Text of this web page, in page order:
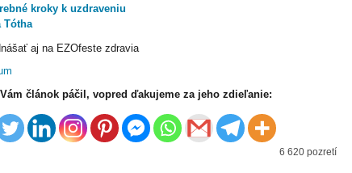
kroky k uzdraveniu
Tótha
aj na EZOfeste zdravia
článok páčil, vopred ďakujeme za jeho zdieľanie:
6 620 pozretí